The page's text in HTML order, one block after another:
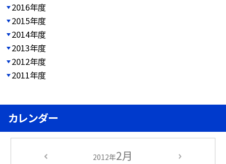
2016年度
2015年度
2014年度
2013年度
2012年度
2011年度
カレンダー
2012年2月